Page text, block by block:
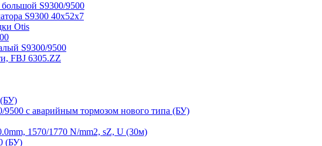
S9300/9500
S9300 40х52х7
Otis
S9300/9500
FBJ 6305.ZZ
9500 с аварийным тормозом нового типа (БУ)
1570/1770 N/mm2, sZ, U (30м)
(БУ)